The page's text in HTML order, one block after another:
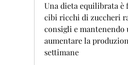
Una dieta equilibrata è
cibi ricchi di zuccheri
consigli e mantenendo
aumentare la
settimane